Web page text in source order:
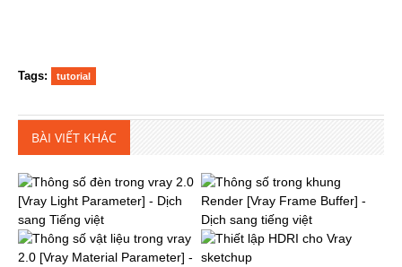
Tags: tutorial
BÀI VIẾT KHÁC